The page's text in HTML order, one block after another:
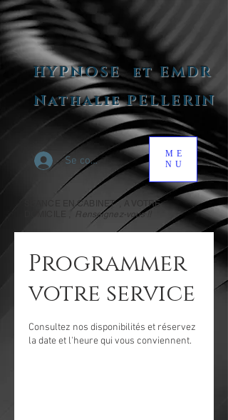
HYPNOSE et EMDR
Nathalie PELLERIN
SEANCE EN CABINET , A VOTRE
Renseignez-vous !!
Se connecter
ME
NU
Programmer
votre service
Consultez nos disponibilités et réservez
la date et l'heure qui vous conviennent.